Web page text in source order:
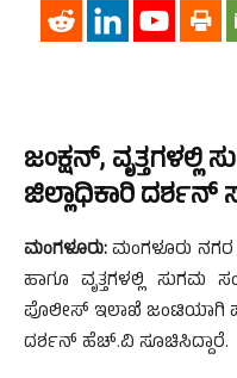
ಜಂಕ್ಷನ್, ವೃತ್ತಗಳಲ್ಲಿ
ಜಿಲ್ಲಾಧಿಕಾರಿ ದರ್ಶನ್
ಮಂಗಳೂರು:ಮಂಗಳೂರು
ಹಾಗೂ ವೃತ್ತಗಳಲ್ಲಿ ಸುಗಮ
ಪೊಲೀಸ್ ಇಲಾಖೆ ಜಂಟಿಯಾಗಿ
ದರ್ಶನ್ ಹೆಚ್.ವಿ ಸೂಚಿಸಿದ್ದಾರೆ.